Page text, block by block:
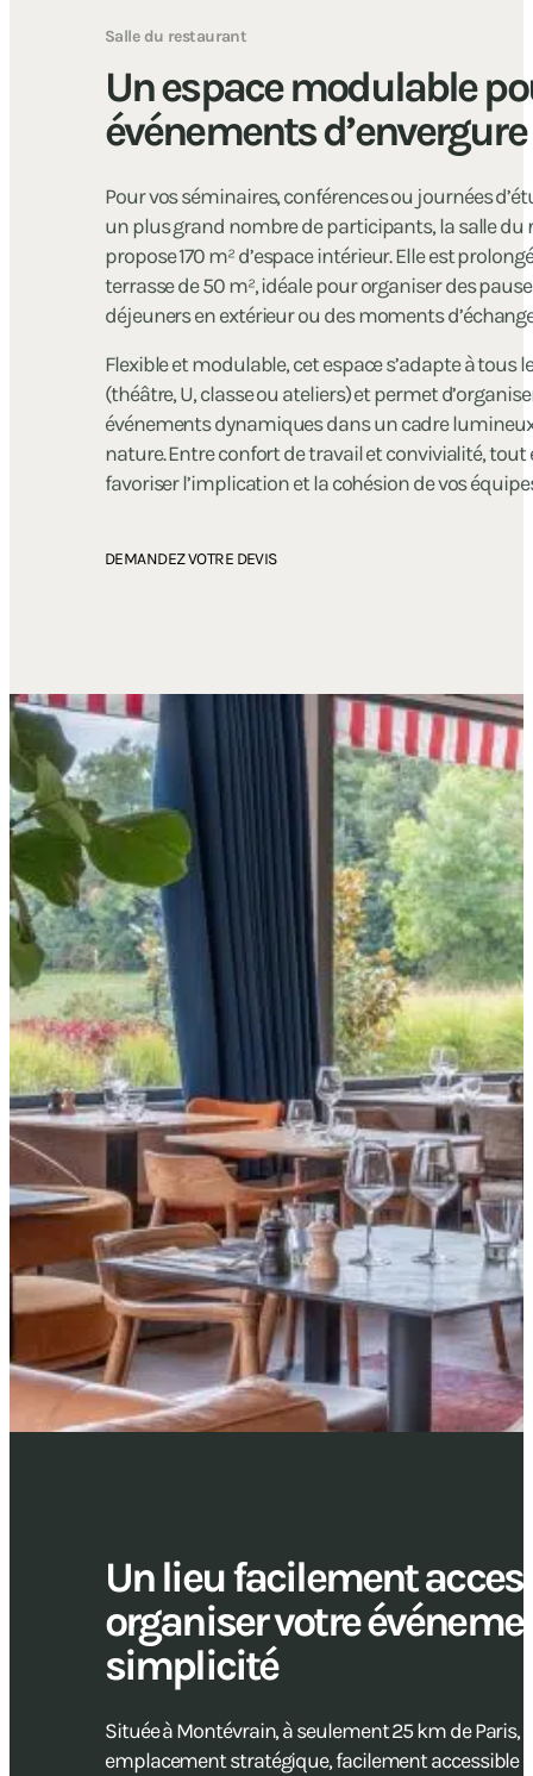
Salle du restaurant
Un espace modulable
événements d’envergure
Pour vos séminaires, conférences ou journées
un plus grand nombre de participants, la salle du
propose 170 m² d’espace intérieur. Elle est
terrasse de 50 m², idéale pour organiser des
déjeuners en extérieur ou des moments
Flexible et modulable, cet espace s’adapte à tous
(théâtre, U, classe ou ateliers) et permet
événements dynamiques dans un cadre
nature. Entre confort de travail et convivialité, tout
favoriser l’implication et la cohésion de vos
DEMANDEZ VOTRE DEVIS
Un lieu facilement
organiser votre
simplicité
Située à Montévrain, à seulement 25 km de Paris,
emplacement stratégique, facilement accessible